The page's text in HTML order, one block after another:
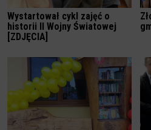
Wystartował cykl zajęć o
historii II Wojny Światowej
[ZDJĘCIA]